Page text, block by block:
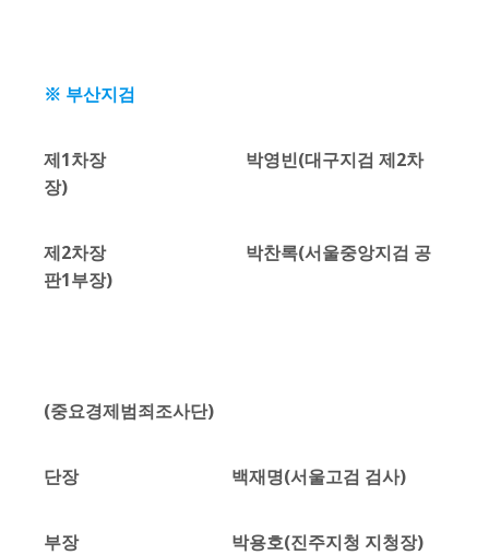
※ 부산지검
제1차장 박영빈(대구지검 제2차
장)
제2차장 박찬록(서울중앙지검 공
판1부장)
(중요경제범죄조사단)
단장 백재명(서울고검 검사)
부장 박용호(진주지청 지청장)